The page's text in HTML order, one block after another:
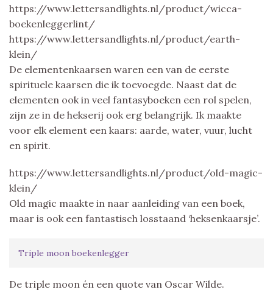
https://www.lettersandlights.nl/product/wicca-
boekenleggerlint/
https://www.lettersandlights.nl/product/earth-
klein/
De elementenkaarsen waren een van de eerste
spirituele kaarsen die ik toevoegde. Naast dat de
elementen ook in veel fantasyboeken een rol spelen,
zijn ze in de hekserij ook erg belangrijk. Ik maakte
voor elk element een kaars: aarde, water, vuur, lucht
en spirit.
https://www.lettersandlights.nl/product/old-magic-
klein/
Old magic maakte in naar aanleiding van een boek,
maar is ook een fantastisch losstaand ‘heksenkaarsje’.
Triple moon boekenlegger
De triple moon én een quote van Oscar Wilde.